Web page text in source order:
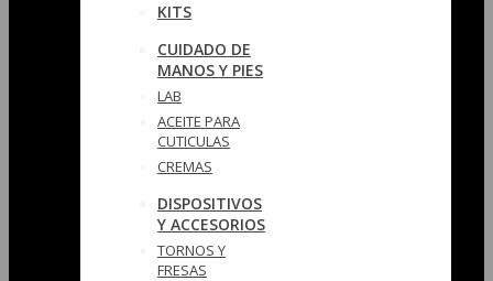
KITS
CUIDADO DE
MANOS Y PIES
LAB
ACEITE PARA
CUTICULAS
CREMAS
DISPOSITIVOS
Y ACCESORIOS
TORNOS Y
FRESAS